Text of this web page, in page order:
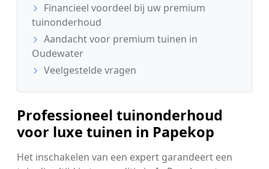
Financieel voordeel bij uw premium
tuinonderhoud
Aandacht voor premium tuinen in
Oudewater
Veelgestelde vragen
Professioneel tuinonderhoud
voor luxe tuinen in Papekop
Het inschakelen van een expert garandeert een